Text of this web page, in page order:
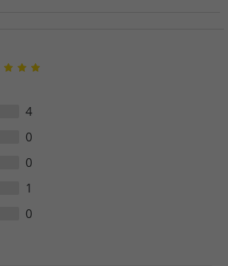
4
0
0
1
0